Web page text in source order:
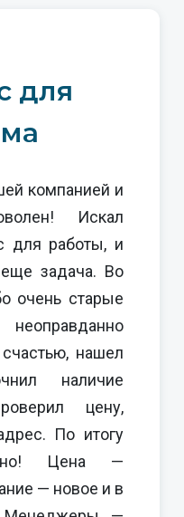
для
компанией и
Искал
для работы, и
задача. Во
очень старые
нашел
наличие
цену,
По итогу
Цена —
— новое и в